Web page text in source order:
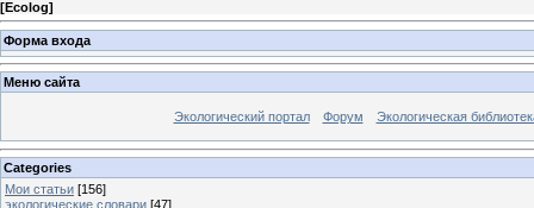
[Ecolog]
Форма входа
Меню сайта
Экологический портал Форум Экологическая
Categories
Мои статьи [156]
экологические словари [47]